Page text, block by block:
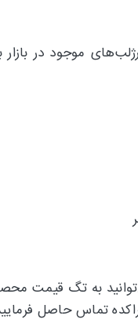
موجود در
به تگ قیمت